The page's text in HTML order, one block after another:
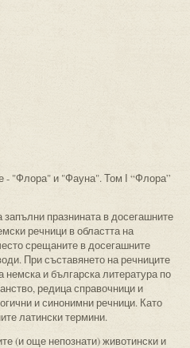
- "Флора" и "Фауна". Том І “Флора”
празнината в досегашните
речници в областта на
срещаните в досегашните
При съставянето на речниците
и българска литература по
редица справочници и
и синонимни речници. Като
латински термини.
(и още непознати) животински и